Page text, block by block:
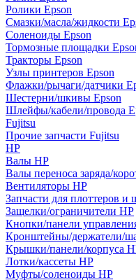
Ролики Epson
Смазки/масла/жидкости
Соленоиды Epson
Тормозные площадки
Тракторы Epson
Узлы принтеров Epson
Флажки/рычаги/датчики
Шестерни/шкивы Epson
Шлейфы/кабели/провода
Fujitsu
Прочие запчасти Fujitsu
HP
Валы HP
Валы переноса заряда/
Вентиляторы HP
Запчасти для плоттеров
Защелки/ограничители HP
Кнопки/панели
Кронштейны/держатели/
Крышки/панели/корпуса
Лотки/кассеты HP
Муфты/соленоиды HP